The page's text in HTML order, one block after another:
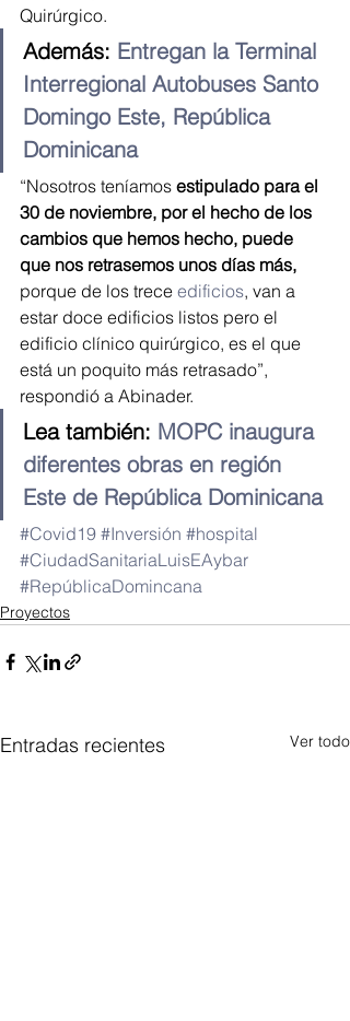
Quirúrgico.
Además: Entregan la Terminal
Interregional Autobuses Santo
Domingo Este, República
Dominicana
“Nosotros teníamos estipulado para el
30 de noviembre, por el hecho de los
cambios que hemos hecho, puede
que nos retrasemos unos días más,
porque de los trece edificios, van a
estar doce edificios listos pero el
edificio clínico quirúrgico, es el que
está un poquito más retrasado”,
respondió a Abinader.
Lea también: MOPC inaugura
diferentes obras en región
Este de República Dominicana
#Covid19 #Inversión #hospital
#CiudadSanitariaLuisEAybar
#RepúblicaDomincana
Proyectos
Entradas recientes Ver todo